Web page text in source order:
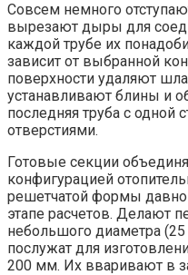
Совсем немного
вырезают дыры для
каждой трубе их
зависит от выбранной
поверхности удаляют
устанавливают блины и
последняя труба с одной
отверстиями.
Готовые секции
конфигурацией
решетчатой формы
этапе расчетов. Делают
небольшого диаметра
послужат для
200 мм. Их вваривают в